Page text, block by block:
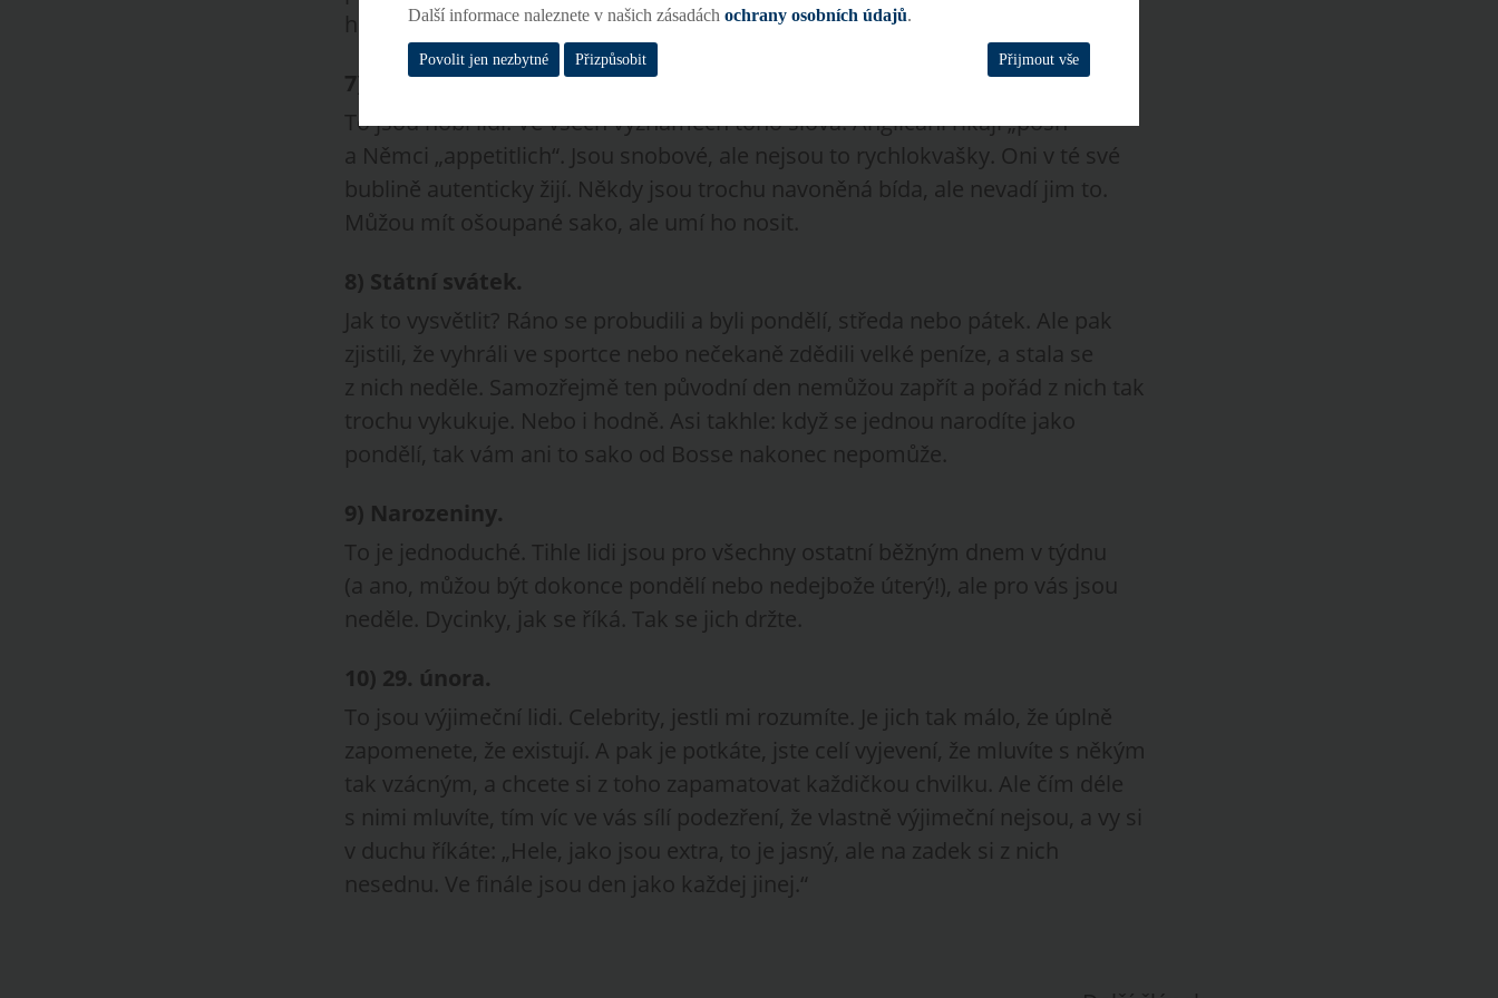
hned budete zase vážit.
7)
Neděle.
To jsou nóbl lidi. Ve všech významech toho slova. Angličani říkají „posh“
a Němci „appetitlich“. Jsou snobové, ale nejsou to rychlokvašky. Oni v té své
bublině autenticky žijí. Někdy jsou trochu navoněná bída, ale nevadí jim to.
Můžou mít ošoupané sako, ale umí ho nosit.
8) Státní svátek.
Jak to vysvětlit? Ráno se probudili a byli pondělí, středa nebo pátek. Ale pak
zjistili, že vyhráli ve sportce nebo nečekaně zdědili velké peníze, a stala se
z nich neděle. Samozřejmě ten původní den nemůžou zapřít a pořád z nich tak
trochu vykukuje. Nebo i hodně. Asi takhle: když se jednou narodíte jako
pondělí, tak vám ani to sako od Bosse nakonec nepomůže.
9) Narozeniny.
To je jednoduché. Tihle lidi jsou pro všechny ostatní běžným dnem v týdnu
(a ano, můžou být dokonce pondělí nebo nedejbože úterý!), ale pro vás jsou
neděle. Dycinky, jak se říká. Tak se jich držte.
10) 29. února.
To jsou výjimeční lidi. Celebrity, jestli mi rozumíte. Je jich tak málo, že úplně
zapomenete, že existují. A pak je potkáte, jste celí vyjevení, že mluvíte s někým
tak vzácným, a chcete si z toho zapamatovat každičkou chvilku. Ale čím déle
s nimi mluvíte, tím víc ve vás sílí podezření, že vlastně výjimeční nejsou, a vy si
v duchu říkáte: „Hele, jako jsou extra, to je jasný, ale na zadek si z nich
nesednu. Ve finále jsou den jako každej jinej.“
Další informace naleznete v našich zásadách ochrany osobních údajů.
Povolit jen nezbytné Přizpůsobit Přijmout vše